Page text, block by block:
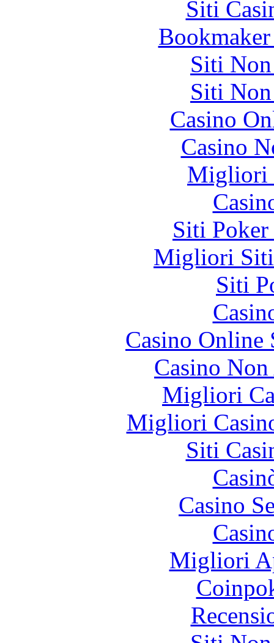
Siti
Siti
Siti
Casino
Casino
Migliori
Siti
Migliori Siti
Siti
Casino
Casino
Migliori
Migliori
Siti
Casino
Migliori